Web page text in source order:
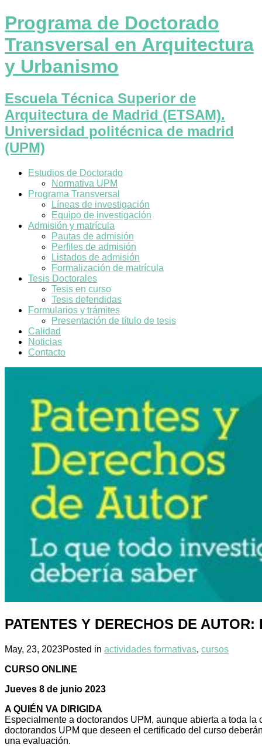
Programa de Doctorado
Transversal en Arquitectura
y Urbanismo
Escuela Técnica Superior de
Arquitectura de Madrid (ETSAM).
Universidad politécnica de madrid
(UPM)
Estudios de Doctorado
Normativa UPM
Programa Transversal
Líneas de investigación
Equipo de investigación
Admisión y matrícula
Pautas de admisión
Perfiles de admisión
Listados de admisión
Formalización de matrícula
Tesis Doctorales
Tesis en curso
Tesis defendidas
Formularios y trámites
Presentación de título de tesis
Calidad
Noticias
Contacto
PATENTES Y DERECHOS DE
May, 23, 2023Posted in actividades formativas, cursos
CURSO ONLINE
Jueves 8 de junio 2023
A QUIÉN VA DIRIGIDA
Especialmente a doctorandos UPM, aunque abierta a toda la
doctorandos UPM que deseen el certificado del curso
una evaluación.